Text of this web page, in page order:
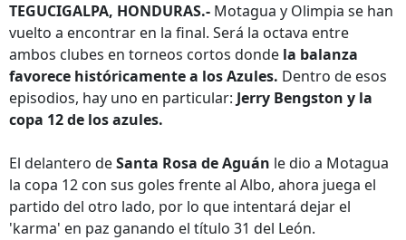
TEGUCIGALPA, HONDURAS.- Motagua y Olimpia se han
vuelto a encontrar en la final. Será la octava entre
ambos clubes en torneos cortos donde la balanza
favorece históricamente a los Azules. Dentro de esos
episodios, hay uno en particular: Jerry Bengston y la
copa 12 de los azules.
El delantero deSanta Rosa de Aguán le dio a Motagua
la copa 12 con sus goles frente al Albo, ahora juega el
partido del otro lado, por lo que intentará dejar el
'karma' en paz ganando el título 31 del León.